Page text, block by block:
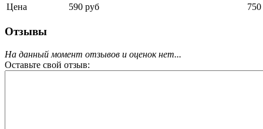
Цена 590 руб
Отзывы
На данный момент отзывов и оценок нет...
Оставьте свой отзыв: